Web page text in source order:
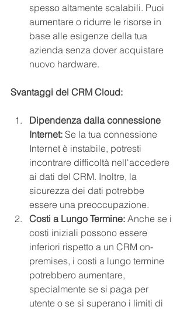
spesso altamente scalabili. Puoi
aumentare o ridurre le risorse in
base alle esigenze della tua
azienda senza dover acquistare
nuovo hardware.
Svantaggi del CRM Cloud:
Dipendenza dalla connessione
Internet: Se la tua connessione
Internet è instabile, potresti
incontrare difficoltà nell'accedere
ai dati del CRM. Inoltre, la
sicurezza dei dati potrebbe
essere una preoccupazione.
Costi a Lungo Termine: Anche se i
costi iniziali possono essere
inferiori rispetto a un CRM on-
premises, i costi a lungo termine
potrebbero aumentare,
specialmente se si paga per
utente o se si superano i limiti di